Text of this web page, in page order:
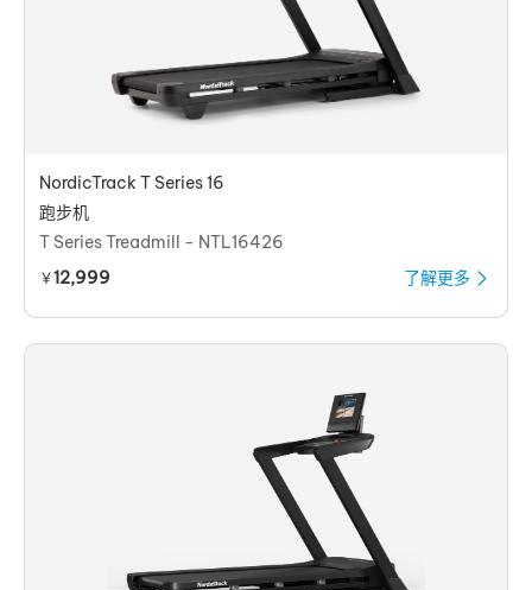
NordicTrack T Series 16
跑步机
T Series Treadmill - NTL16426
￥12,999 了解更多